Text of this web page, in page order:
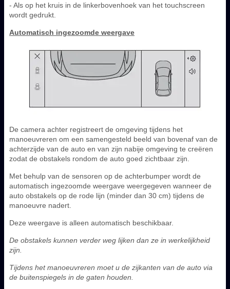
- Als op het kruis in de linkerbovenhoek van het touchscreen
wordt gedrukt.
Automatisch ingezoomde weergave
De camera achter registreert de omgeving tijdens het
manoeuvreren om een samengesteld beeld van bovenaf van de
achterzijde van de auto en van zijn nabije omgeving te creëren
zodat de obstakels rondom de auto goed zichtbaar zijn.
Met behulp van de sensoren op de achterbumper wordt de
automatisch ingezoomde weergave weergegeven wanneer de
auto obstakels op de rode lijn (minder dan 30 cm) tijdens de
manoeuvre nadert.
Deze weergave is alleen automatisch beschikbaar.
De obstakels kunnen verder weg lijken dan ze in werkelijkheid
zijn.
Tijdens het manoeuvreren moet u de zijkanten van de auto via
de buitenspiegels in de gaten houden.